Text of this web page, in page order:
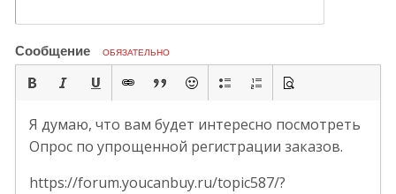
Сообщение ОБЯЗАТЕЛЬНО
Я думаю, что вам будет интересно посмотреть
Опрос по упрощенной регистрации заказов.
https://forum.youcanbuy.ru/topic587/?